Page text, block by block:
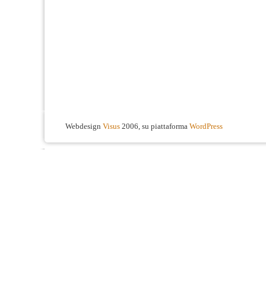
Webdesign Visus 2006, su piattaforma WordPress